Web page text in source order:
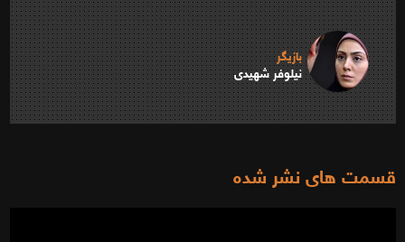
بازیگر
نیلوفر شهیدی
قسمت های نشر شده